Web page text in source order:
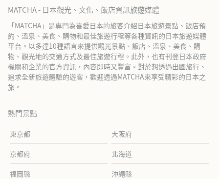
MATCHA - 日本觀光、文化、飯店資訊旅遊媒體
「MATCHA」是專門為喜愛日本的旅客介紹日本旅遊景點、飯店預
約、溫泉、美食、購物和最佳旅遊行程等各種資訊的日本旅遊媒體
平台。以多達10種語言來提供觀光景點、飯店、溫泉、美食、購
物、觀光地的交通方式及最佳旅遊行程。此外，也有刊登日本政府
機關和企業的官方資訊，內容即時又豐富。對於想透過出國旅行、
追求全新旅遊體驗的遊客，歡迎透過MATCHA來享受精彩的日本之
旅。
熱門景點
東京都 大阪府
京都府 北海道
福岡縣 沖繩縣